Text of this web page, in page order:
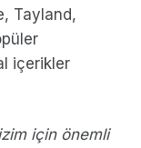
Tayland,
içerikler
için önemli